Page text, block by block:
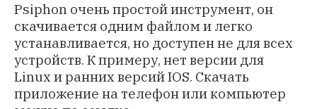
Psiphon очень простой инструмент, он
скачивается одним файлом и легко
устанавливается, но доступен не для всех
устройств. К примеру, нет версии для
Linux и ранних версий IOS. Скачать
приложение на телефон или компьютер